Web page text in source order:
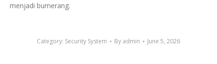
menjadi bumerang.
Category: Security System By admin June 5, 2026